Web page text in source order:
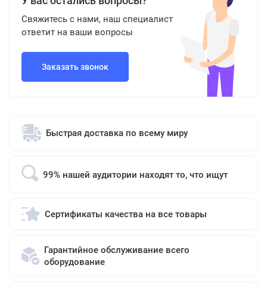
Свяжитесь с нами, наш специалист
ответит на ваши вопросы
Заказать звонок
Быстрая доставка по всему миру
99% нашей аудитории находят то, что ищут
Сертификаты качества на все товары
Гарантийное обслуживание всего
оборудование